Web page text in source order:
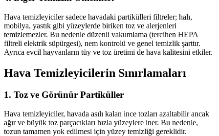
Hava temizleyiciler sadece havadaki partikülleri filtreler; halı,
mobilya, yastık gibi yüzeylerde biriken toz ve alerjenleri
temizlemezler. Bu nedenle düzenli vakumlama (tercihen HEPA
filtreli elektrik süpürgesi), nem kontrolü ve genel temizlik şarttır.
Ayrıca evcil hayvanların tüy ve toz üretimi de hava kalitesini etkiler.
Hava Temizleyicilerin Sınırlamaları
1. Toz ve Görünür Partiküller
Hava temizleyiciler, havada asılı kalan ince tozları azaltabilir ancak
ağır ve büyük toz parçacıkları hızla yüzeylere iner. Bu nedenle,
tozun tamamen yok edilmesi için yüzey temizliği gereklidir.